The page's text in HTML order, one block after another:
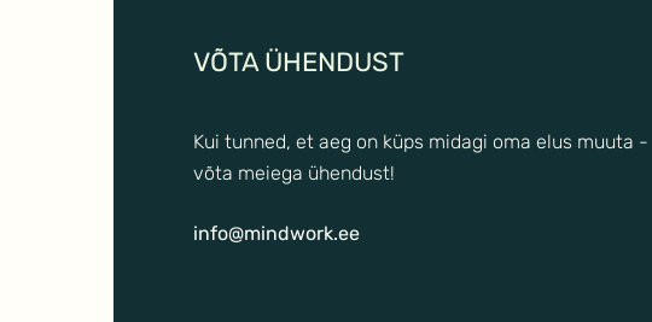
SEKSUAALNE
VÕTA ÜHENDUST
Kui tunned, et aeg on küps midagi oma elus muuta -
võta meiega ühendust!
info@mindwork.ee